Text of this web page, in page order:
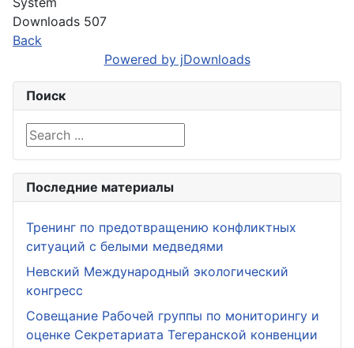
Downloads 507
Back
Powered by jDownloads
Поиск
Search ...
Последние материалы
Тренинг по предотвращению конфликтных
ситуаций с белыми медведями
Невский Международный экологический
конгресс
Совещание Рабочей группы по мониторингу и
оценке Секретариата Тегеранской конвенции